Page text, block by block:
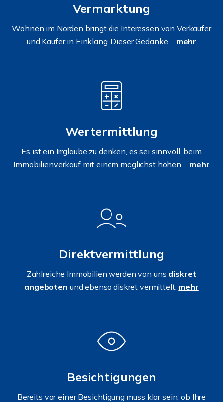
Vermarktung
Wohnen im Norden bringt die Interessen von Verkäufer
und Käufer in Einklang. Dieser Gedanke ... mehr
Wertermittlung
Es ist ein Irrglaube zu denken, es sei sinnvoll, beim
Immobilienverkauf mit einem möglichst hohen ... mehr
Direktvermittlung
Zahlreiche Immobilien werden von uns diskret
angeboten und ebenso diskret vermittelt. mehr
Besichtigungen
Bereits vor einer Besichtigung muss klar sein, ob Ihre